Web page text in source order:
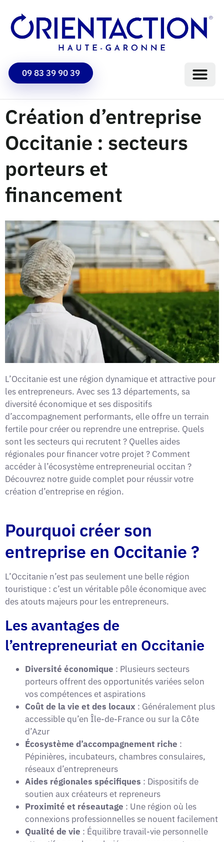
09 83 39 90 39
Création d’entreprise
Occitanie : secteurs
porteurs et
financement
L’Occitanie est une région dynamique et attractive pour
les entrepreneurs. Avec ses 13 départements, sa
diversité économique et ses dispositifs
d’accompagnement performants, elle offre un terrain
fertile pour créer ou reprendre une entreprise. Quels
sont les secteurs qui recrutent ? Quelles aides
régionales pour financer votre projet ? Comment
accéder à l’écosystème entrepreneurial occitan ?
Découvrez notre guide complet pour réussir votre
création d’entreprise en région.
Pourquoi créer son
entreprise en Occitanie ?
L’Occitanie n’est pas seulement une belle région
touristique : c’est un véritable pôle économique avec
des atouts majeurs pour les entrepreneurs.
Les avantages de
l’entrepreneuriat en Occitanie
Diversité économique : Plusieurs secteurs
porteurs offrent des opportunités variées selon
vos compétences et aspirations
Coût de la vie et des locaux : Généralement plus
accessible qu’en Île-de-France ou sur la Côte
d’Azur
Écosystème d’accompagnement riche :
Pépinières, incubateurs, chambres consulaires,
réseaux d’entrepreneurs
Aides régionales spécifiques : Dispositifs de
soutien aux créateurs et repreneurs
Proximité et réseautage : Une région où les
connexions professionnelles se nouent facilement
Qualité de vie : Équilibre travail-vie personnelle